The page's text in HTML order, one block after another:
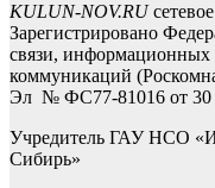
KULUN-NOV.RU
Зарегистрировано
связи, информационных
коммуникаций
Эл № ФС77-81016 от 30
Учредитель ГАУ НСО
Сибирь»